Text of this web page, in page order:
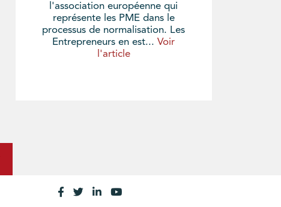
l'association européenne qui
représente les PME dans le
processus de normalisation. Les
Entrepreneurs en est...Voir
l'article